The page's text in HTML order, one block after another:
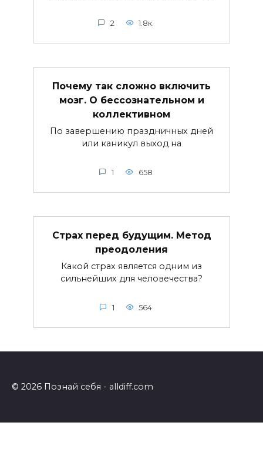
2 1.8к.
Почему так сложно включить
мозг. О бессознательном и
коллективном
По завершению праздничных дней
или каникул выход на
1 658
Страх перед будущим. Метод
преодоления
Какой страх является одним из
сильнейших для человечества?
1 564
© 2026 Познай себя - alldiff.com